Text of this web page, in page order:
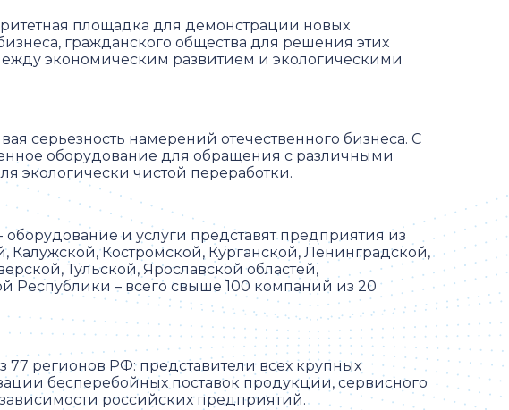
площадка для демонстрации новых
гражданского общества для решения этих
экономическим развитием и экологическими
серьезность намерений отечественного бизнеса. С
оборудование для обращения с различными
экологически чистой переработки.
и услуги представят предприятия из
Калужской, Костромской, Курганской, Ленинградской,
Тульской, Ярославской областей,
Республики – всего свыше 100 компаний из 20
77 регионов РФ: представители всех крупных
бесперебойных поставок продукции, сервисного
российских предприятий.